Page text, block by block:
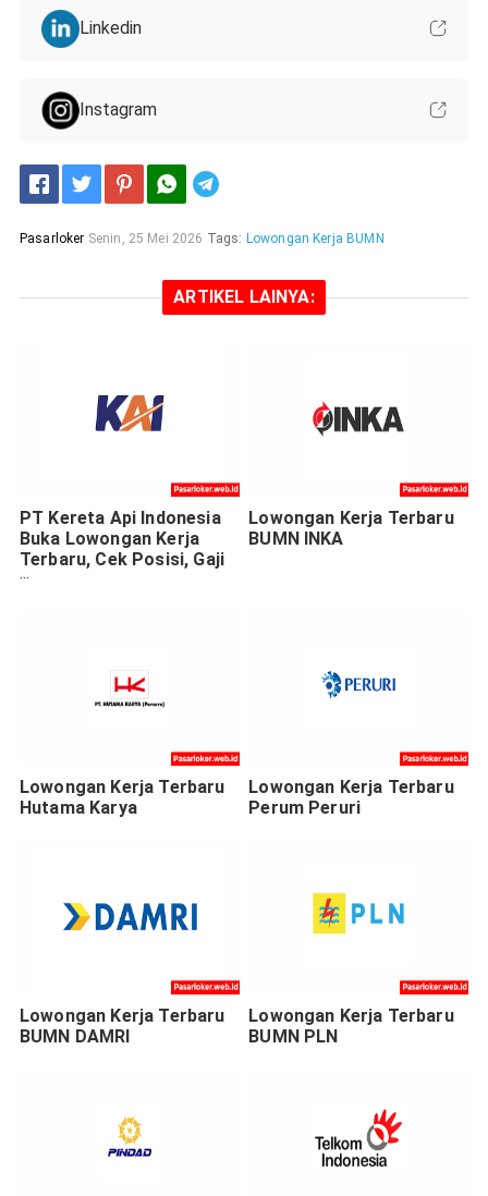
Linkedin
Instagram
Pasarloker Senin, 25 Mei 2026 Tags: Lowongan Kerja BUMN
ARTIKEL LAINYA:
PT Kereta Api Indonesia
Buka Lowongan Kerja
Terbaru, Cek Posisi, Gaji
& Tahapan Seleksi
Lowongan Kerja Terbaru
BUMN INKA
Lowongan Kerja Terbaru
Hutama Karya
Lowongan Kerja Terbaru
Perum Peruri
Lowongan Kerja Terbaru
BUMN DAMRI
Lowongan Kerja Terbaru
BUMN PLN